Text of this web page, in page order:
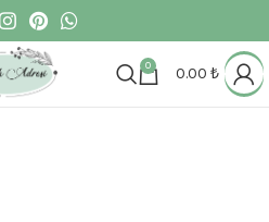
0 0.00 ₺